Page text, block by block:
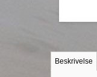
Beskrivelse